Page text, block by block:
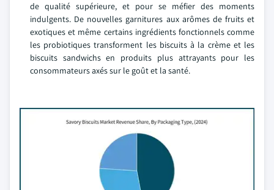
de qualité supérieure, et pour se méfier des moments
indulgents. De nouvelles garnitures aux arômes de fruits et
exotiques et même certains ingrédients fonctionnels comme
les probiotiques transforment les biscuits à la crème et les
biscuits sandwichs en produits plus attrayants pour les
consommateurs axés sur le goût et la santé.